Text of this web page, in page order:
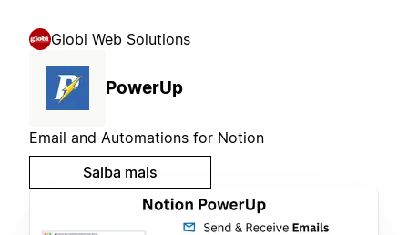
Globi Web Solutions
PowerUp
Email and Automations for Notion
Saiba mais